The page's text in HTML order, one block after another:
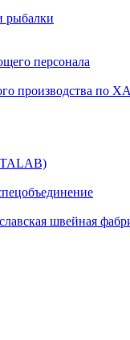
рыбалки
персонала
производства по
швейная